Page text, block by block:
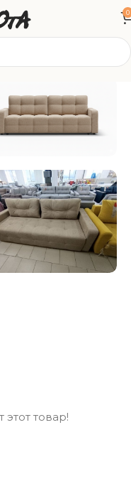
0
товар!